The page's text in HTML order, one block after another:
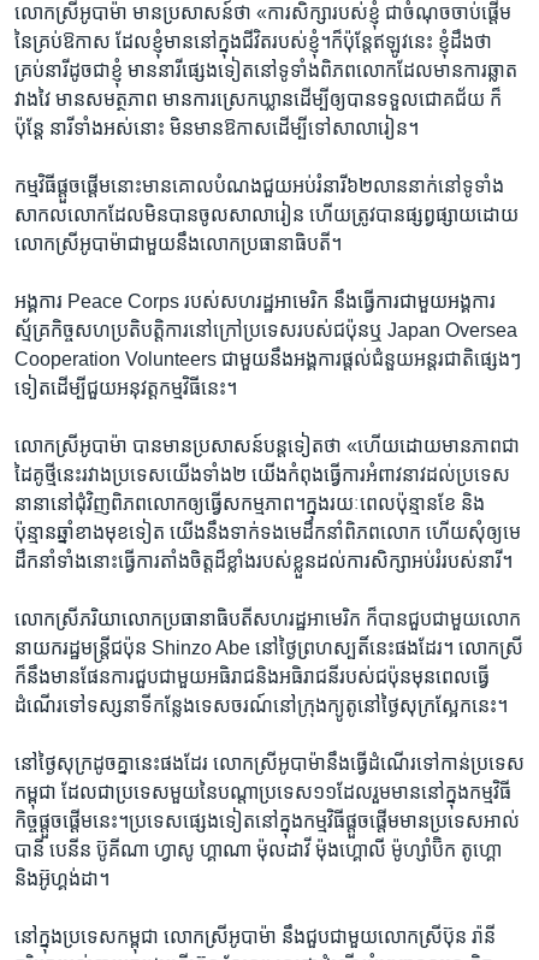
លោកស្រី​អូបាម៉ា ​មាន​ប្រសាសន៍​ថា «ការសិក្សា​របស់​ខ្ញុំ ជា​ចំណុច​ចាប់ផ្តើម​
នៃគ្រប់ឱកាស​ ដែល​ខ្ញុំ​មាននៅ​ក្នុង​ជីវិត​របស់​ខ្ញុំ។ក៏​ប៉ុន្តែ​ឥឡូវ​នេះ ​ខ្ញុំ​ដឹង​ថា ​
គ្រប់នារី​ដូចជា​ខ្ញុំ មាននារី​ផ្សេង​ទៀត​នៅទូទាំង​ពិភពលោក​ដែល​មាន​ការ​ឆ្លាត​
វាង​វៃ ​មានសមត្ថភាព​ ​មាន​ការ​ស្រេក​ឃ្លាន​ដើម្បី​ឲ្យ​បាន​ទទួល​ជោគ​ជ័យ ក៏​
ប៉ុន្តែ នារី​ទាំង​អស់​នោះ ​មិន​មាន​ឱកាស​ដើម្បី​ទៅ​សាលារៀន។
​កម្មវិធី​ផ្តួច​ផ្តើមនោះមាន​គោល​បំណង​ជួយ​អប់​រំ​នារី​៦២​លាននាក់​នៅ​ទូទាំង​
សាកល​លោក​ដែល​មិន​បាន​ចូល​សាលា​រៀន ​ហើយត្រូវ​បាន​ផ្សព្វផ្សាយ​ដោយ​
លោកស្រី​អូបាម៉ា​ជាមួយ​នឹង​លោកប្រធានាធិបតី។
​អង្គការ Peace Corps ​របស់​សហរដ្ឋ​អាមេរិក​ ​នឹង​ធ្វើ​ការ​ជាមួយ​អង្គការ
ស្ម័គ្រ​កិច្ច​សហប្រតិបត្តិការ​នៅ​ក្រៅ​ប្រទេស​របស់​ជប៉ុនឬ Japan Oversea
Cooperation Volunteers ជាមួយ​នឹង​អង្គការ​ផ្តល់​ជំនួយ​អន្តរជាតិ​ផ្សេង​ៗ​
ទៀតដើម្បី​ជួយ​អនុវត្ត​កម្មវិធី​នេះ។
លោក​ស្រី​អូបាម៉ា ​បាន​មាន​ប្រសាសន៍​បន្ត​ទៀត​ថា «ហើយ​ដោយ​មានភាព​ជា​
ដៃ​គូថ្មី​នេះ​រវាង​ប្រទេស​យើង​ទាំង​២ ​យើង​កំពុង​ធ្វើ​ការ​អំពាវនាវ​ដល់​ប្រទេស​
នានា​នៅ​ជុំ​វិញ​ពិភពលោក​ឲ្យ​ធ្វើ​សកម្មភាព។​ក្នុង​រយៈ​ពេល​ប៉ុន្មាន​ខែ​ និង​
ប៉ុន្មាន​ឆ្នាំ​ខាងមុខ​ទៀត ​យើង​នឹងទាក់​ទងមេដឹកនាំ​ពិភពលោក​ ហើយ​សុំ​ឲ្យ​មេ
ដឹកនាំ​ទាំង​នោះ​ធ្វើ​ការ​តាំង​ចិត្ត​ដ៏​ខ្លាំង​របស់​ខ្លួន​ដល់​ការ​សិក្សា​អប់​រំ​របស់​នារី។
លោកស្រី​ភរិយា​លោក​ប្រធានា​ធិបតី​សហរដ្ឋ​អាមេរិក​ ​ក៏​បាន​ជួប​ជាមួយ​លោក​
នាយករដ្ឋ​មន្រ្តី​ជប៉ុន Shinzo Abe ​នៅ​ថ្ងៃ​ព្រហស្បតិ៍​នេះ​ផង​ដែរ។ ​លោកស្រី
​ក៏​នឹង​មាន​ផែនការ​ជួប​ជាមួយ​អធិរាជ​និង​អធិរាជនីរបស់​ជប៉ុន​មុនពេល​ធ្វើ​
ដំណើរ​ទៅ​ទស្សនា​ទី​កន្លែង​ទេសចរណ៍​នៅ​ក្រុង​ក្យូតូ​នៅ​ថ្ងៃ​សុក្រ​ស្អែក​នេះ។
នៅ​ថ្ងៃ​សុក្រ​ដូច​គ្នា​នេះ​ផង​ដែរ ​លោកស្រី​អូបាម៉ា​នឹង​ធ្វើ​ដំណើរ​ទៅ​កាន់​ប្រទេស​
កម្ពុជា ​ដែល​ជា​ប្រទេស​មួយ​នៃ​បណ្តា​ប្រទេស​១១​ដែល​រួមមាន​នៅ​ក្នុង​កម្មវិធី
កិច្ច​ផ្តួចផ្តើម​នេះ។​ប្រទេស​ផ្សេង​ទៀតនៅ​ក្នុង​កម្មវិធី​ផ្តួច​ផ្តើម​មាន​ប្រទេស​អាល់​
បានី ​បេនីន ប៊ូគីណា ​ហ្វាសូ ហ្គាណា ម៉ុលដាវី ម៉ុងហ្គោលី ម៉ូហ្សាំប៊ិក​ តូហ្គោ​
និងអ៊ូហ្គង់ដា។
នៅ​ក្នុង​ប្រទេស​កម្ពុជា ​លោកស្រី​អូបាម៉ា ​នឹង​ជួប​ជាមួយ​លោកស្រីប៊ុន ​រ៉ានី ​